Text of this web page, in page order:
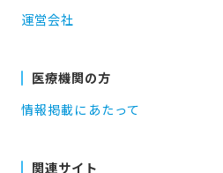
運営会社
医療機関の方
情報掲載にあたって
関連サイト